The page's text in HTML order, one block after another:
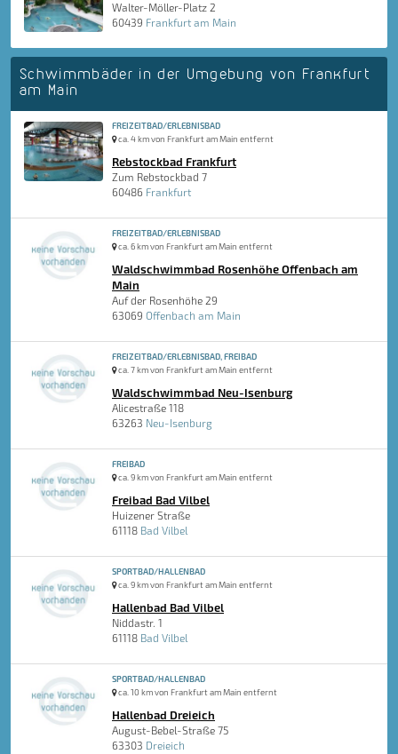
Walter-Möller-Platz 2
60439 Frankfurt am Main
Schwimmbäder in der Umgebung von Frankfurt
am Main
FREIZEITBAD/ERLEBNISBAD
ca. 4 km von Frankfurt am Main entfernt
Rebstockbad Frankfurt
Zum Rebstockbad 7
60486 Frankfurt
FREIZEITBAD/ERLEBNISBAD
ca. 6 km von Frankfurt am Main entfernt
Waldschwimmbad Rosenhöhe Offenbach am
Main
Auf der Rosenhöhe 29
63069 Offenbach am Main
FREIZEITBAD/ERLEBNISBAD, FREIBAD
ca. 7 km von Frankfurt am Main entfernt
Waldschwimmbad Neu-Isenburg
Alicestraße 118
63263 Neu-Isenburg
FREIBAD
ca. 9 km von Frankfurt am Main entfernt
Freibad Bad Vilbel
Huizener Straße
61118 Bad Vilbel
SPORTBAD/HALLENBAD
ca. 9 km von Frankfurt am Main entfernt
Hallenbad Bad Vilbel
Niddastr. 1
61118 Bad Vilbel
SPORTBAD/HALLENBAD
ca. 10 km von Frankfurt am Main entfernt
Hallenbad Dreieich
August-Bebel-Straße 75
63303 Dreieich